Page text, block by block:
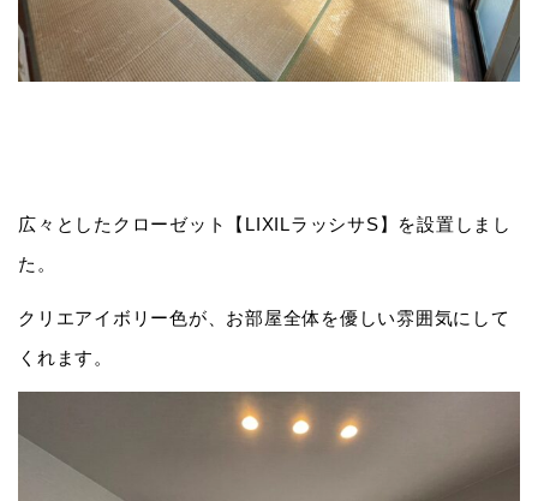
広々としたクローゼット【LIXILラッシサS】を設置しまし
た。
クリエアイボリー色が、お部屋全体を優しい雰囲気にして
くれます。